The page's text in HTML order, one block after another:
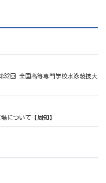
回 全国⾼等専⾨学校⽔泳競技⼤
について【周知】